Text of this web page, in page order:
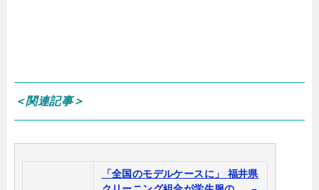
＜関連記事＞
「全国のモデルケースに」 福井県